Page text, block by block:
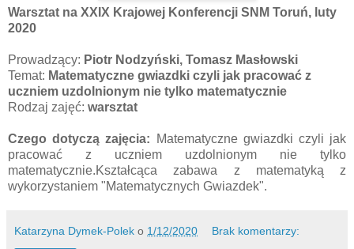
Warsztat na XXIX Krajowej Konferencji SNM Toruń, luty
2020
Prowadzący: Piotr Nodzyński, Tomasz Masłowski
Temat: Matematyczne gwiazdki czyli jak pracować z
uczniem uzdolnionym nie tylko matematycznie
Rodzaj zajęć: warsztat
Czego dotyczą zajęcia:
Matematyczne gwiazdki czyli jak
pracować z uczniem uzdolnionym nie tylko
matematycznie.Kształcąca zabawa z matematyką z
wykorzystaniem "Matematycznych Gwiazdek".
Katarzyna Dymek-Polek o 1/12/2020 Brak komentarzy: